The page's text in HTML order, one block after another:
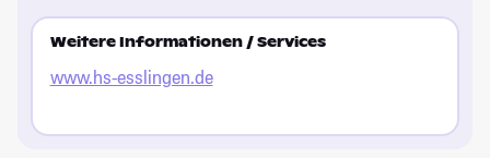
Weitere Informationen / Services
www.hs-esslingen.de